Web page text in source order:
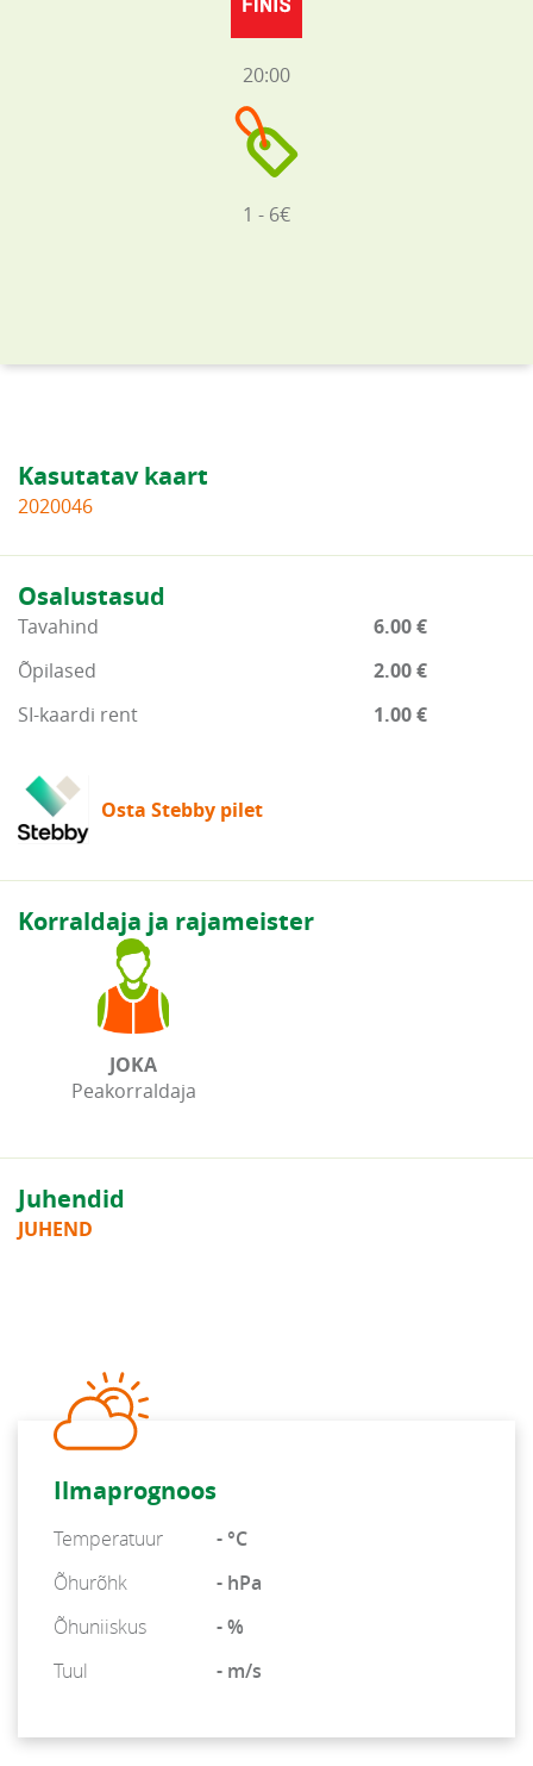
20:00
1 - 6€
Kasutatav kaart
2020046
Osalustasud
Tavahind
6.00 €
Õpilased
2.00 €
SI-kaardi rent
1.00 €
Osta Stebby pilet
Korraldaja ja rajameister
JOKA
Peakorraldaja
Juhendid
JUHEND
Ilmaprognoos
Temperatuur
- °C
Õhurõhk
- hPa
Õhuniiskus
- %
Tuul
- m/s